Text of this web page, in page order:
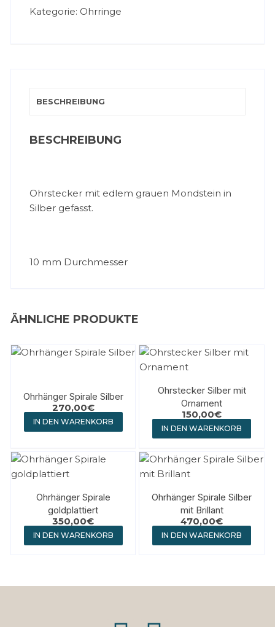
Kategorie: Ohrringe
BESCHREIBUNG
BESCHREIBUNG
Ohrstecker mit edlem grauen Mondstein in
Silber gefasst.
10 mm Durchmesser
ÄHNLICHE PRODUKTE
Ohrhänger Spirale Silber
270,00€
IN DEN WARENKORB
Ohrstecker Silber mit
Ornament
150,00€
IN DEN WARENKORB
Ohrhänger Spirale
goldplattiert
350,00€
IN DEN WARENKORB
Ohrhänger Spirale Silber
mit Brillant
470,00€
IN DEN WARENKORB